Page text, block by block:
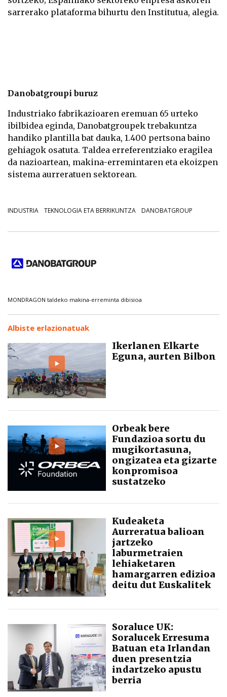
sarrerako plataforma bihurtu den Institutua, alegia.
Danobatgroupi buruz
Industriako fabrikazioaren eremuan 65 urteko
ibilbidea eginda, Danobatgroupek trebakuntza
handiko plantilla bat dauka, 1.400 pertsona baino
gehiagok osatuta. Taldea erreferentziako eragilea
da nazioartean, makina-erremintaren eta ekoizpen
sistema aurreratuen sektorean.
INDUSTRIA TEKNOLOGIA ETA BERRIKUNTZA DANOBATGROUP
MONDRAGON taldeko makina-erreminta dibisioa
Albiste erlazionatuak
Ikerlanen Elkarte
Eguna, aurten Bilbon
Orbeak bere
Fundazioa sortu du
mugikortasuna,
ongizatea eta gizarte
konpromisoa
sustatzeko
Kudeaketa
Aurreratua balioan
jartzeko
laburmetraien
lehiaketaren
hamargarren edizioa
deitu dut Euskalitek
Soraluce UK:
Soralucek Erresuma
Batuan eta Irlandan
duen presentzia
indartzeko apustu
berria